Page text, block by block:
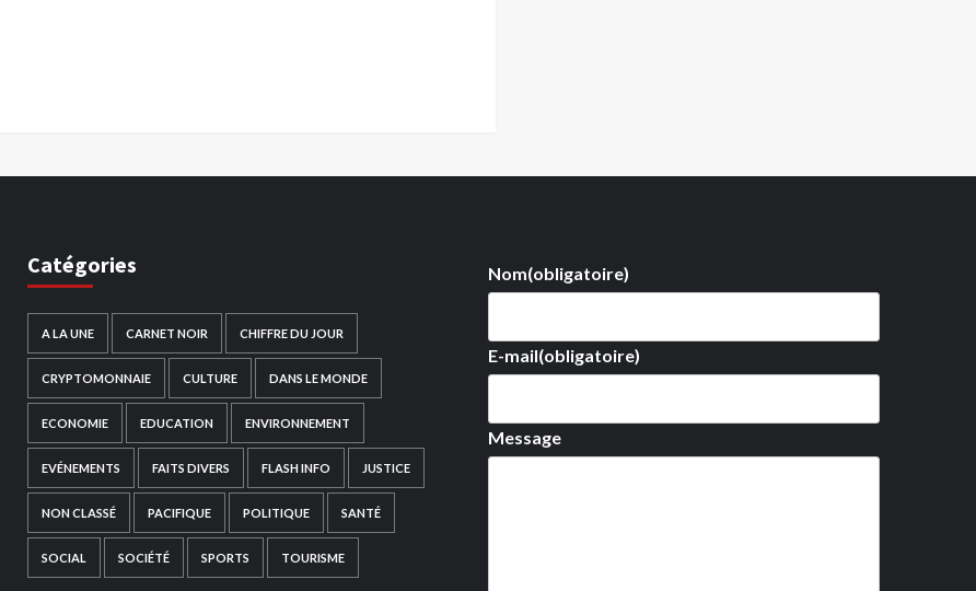
Catégories
A LA UNE CARNET NOIR CHIFFRE DU JOUR
CRYPTOMONNAIE CULTURE DANS LE MONDE
ECONOMIE EDUCATION ENVIRONNEMENT
EVÉNEMENTS FAITS DIVERS FLASH INFO JUSTICE
NON CLASSÉ PACIFIQUE POLITIQUE SANTÉ
SOCIAL SOCIÉTÉ SPORTS TOURISME
Nom(obligatoire)
E-mail(obligatoire)
Message